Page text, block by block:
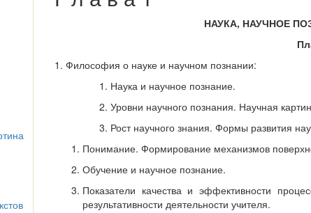
НАУКА, НАУЧНОЕ
1. Философия о науке и научном познании:
Наука и научное познание.
Уровни научного познания. Научная
Рост научного знания. Формы развития
Понимание. Формирование механизмов
Обучение и научное познание.
Показатели качества и эффективности
результативности деятельности учителя.